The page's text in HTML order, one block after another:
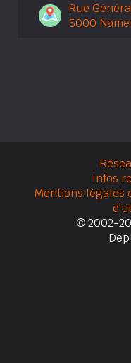
Rue
5000
Infos
Mentions légales
© 2002-